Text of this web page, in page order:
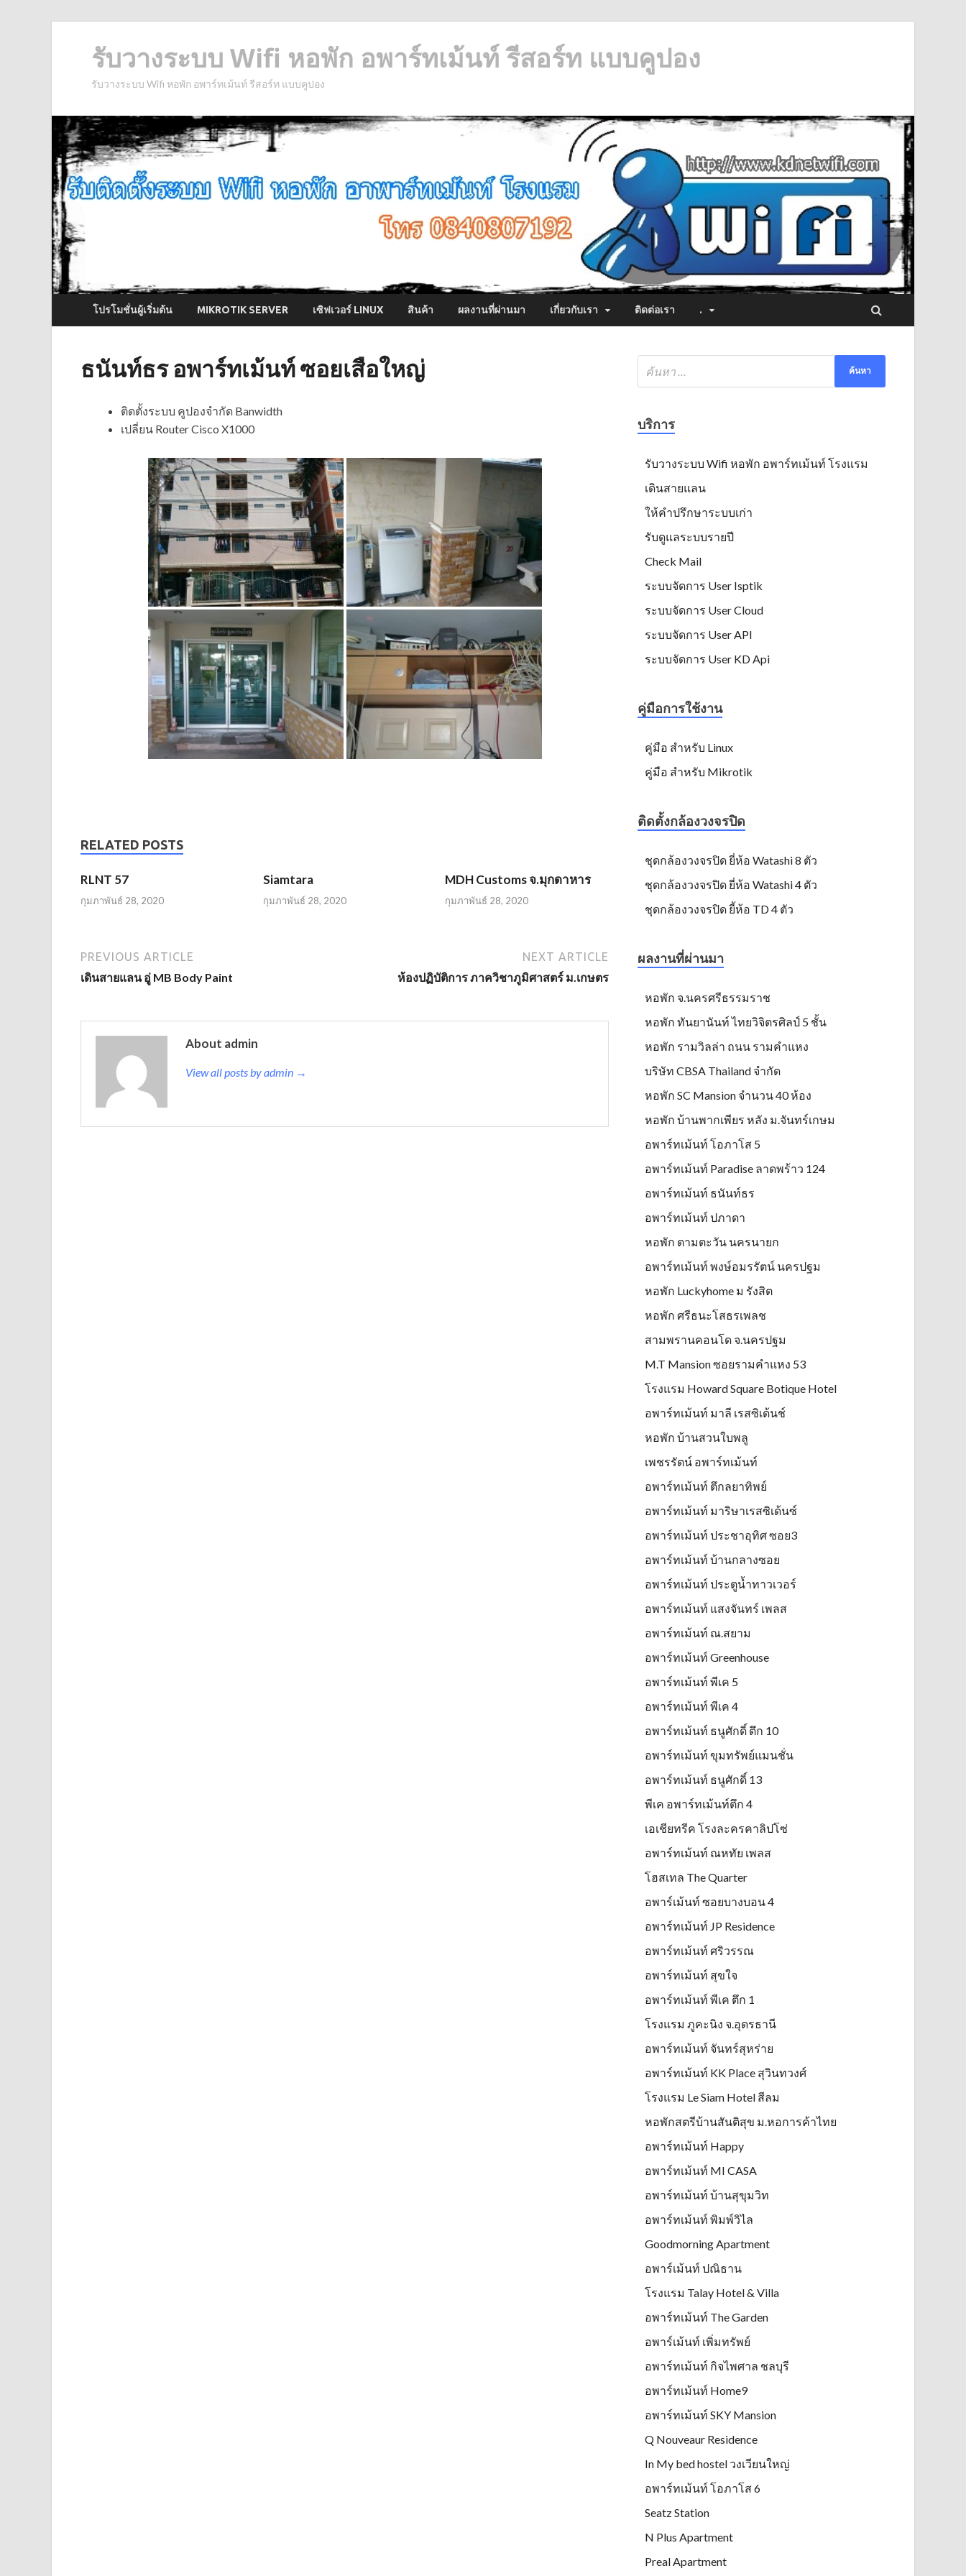
รับวางระบบ Wifi หอพัก อพาร์ทเม้นท์ รีสอร์ท แบบคูปอง
รับวางระบบ Wifi หอพัก อพาร์ทเม้นท์ รีสอร์ท แบบคูปอง
โปรโมชั่นผู้เริ่มต้น MIKROTIK SERVER เซิฟเวอร์ LINUX สินค้า ผลงานที่ผ่านมา เกี่ยวกับเรา ติดต่อเรา .
ธนันท์ธร อพาร์ทเม้นท์ ซอยเสือใหญ่
ติดตั้งระบบ คูปองจำกัด Banwidth
เปลี่ยน Router Cisco X1000
RELATED POSTS
RLNT 57
กุมภาพันธ์ 28, 2020
Siamtara
กุมภาพันธ์ 28, 2020
MDH Customs จ.มุกดาหาร
กุมภาพันธ์ 28, 2020
PREVIOUS ARTICLE
เดินสายแลน อู่ MB Body Paint
NEXT ARTICLE
ห้องปฏิบัติการ ภาควิชาภูมิศาสตร์ ม.เกษตร
About admin
View all posts by admin →
บริการ
รับวางระบบ Wifi หอพัก อพาร์ทเม้นท์ โรงแรม
เดินสายแลน
ให้คำปรึกษาระบบเก่า
รับดูแลระบบรายปี
Check Mail
ระบบจัดการ User Isptik
ระบบจัดการ User Cloud
ระบบจัดการ User API
ระบบจัดการ User KD Api
คู่มือการใช้งาน
คู่มือ สำหรับ Linux
คู่มือ สำหรับ Mikrotik
ติดตั้งกล้องวงจรปิด
ชุดกล้องวงจรปิด ยี่ห้อ Watashi 8 ตัว
ชุดกล้องวงจรปิด ยี่ห้อ Watashi 4 ตัว
ชุดกล้องวงจรปิด ยี้ห้อ TD 4 ตัว
ผลงานที่ผ่านมา
หอพัก จ.นครศรีธรรมราช
หอพัก ทันยานันท์ ไทยวิจิตรศิลป์ 5 ชั้น
หอพัก รามวิลล่า ถนน รามคำแหง
บริษัท CBSA Thailand จำกัด
หอพัก SC Mansion จำนวน 40 ห้อง
หอพัก บ้านพากเพียร หลัง ม.จันทร์เกษม
อพาร์ทเม้นท์ โอภาโส 5
อพาร์ทเม้นท์ Paradise ลาดพร้าว 124
อพาร์ทเม้นท์ ธนันท์ธร
อพาร์ทเม้นท์ ปภาดา
หอพัก ตามตะวัน นครนายก
อพาร์ทเม้นท์ พงษ์อมรรัตน์ นครปฐม
หอพัก Luckyhome ม รังสิต
หอพัก ศรีธนะโสธรเพลช
สามพรานคอนโด จ.นครปฐม
M.T Mansion ซอยรามคำแหง 53
โรงแรม Howard Square Botique Hotel
อพาร์ทเม้นท์ มาลี เรสซิเด้นช์
หอพัก บ้านสวนใบพลู
เพชรรัตน์ อพาร์ทเม้นท์
อพาร์ทเม้นท์ ตึกลยาทิพย์
อพาร์ทเม้นท์ มาริษาเรสซิเด้นซ์
อพาร์ทเม้นท์ ประชาอุทิศ ซอย3
อพาร์ทเม้นท์ บ้านกลางซอย
อพาร์ทเม้นท์ ประตูน้ำทาวเวอร์
อพาร์ทเม้นท์ แสงจันทร์ เพลส
อพาร์ทเม้นท์ ณ.สยาม
อพาร์ทเม้นท์ Greenhouse
อพาร์ทเม้นท์ พีเค 5
อพาร์ทเม้นท์ พีเค 4
อพาร์ทเม้นท์ ธนูศักดิ์ ตึก 10
อพาร์ทเม้นท์ ขุมทรัพย์แมนชั่น
อพาร์ทเม้นท์ ธนูศักดิ์ 13
พีเค อพาร์ทเม้นท์ตึก 4
เอเชียทรีค โรงละครคาลิปโซ่
อพาร์ทเม้นท์ ณหทัย เพลส
โฮสเทล The Quarter
อพาร์เม้นท์ ซอยบางบอน 4
อพาร์ทเม้นท์ JP Residence
อพาร์ทเม้นท์ ศริวรรณ
อพาร์ทเม้นท์ สุขใจ
อพาร์ทเม้นท์ พีเค ตึก 1
โรงแรม ภูคะนิง จ.อุดรธานี
อพาร์ทเม้นท์ จันทร์สุหร่าย
อพาร์ทเม้นท์ KK Place สุวินทวงศ์
โรงแรม Le Siam Hotel สีลม
หอพักสตรีบ้านสันติสุข ม.หอการค้าไทย
อพาร์ทเม้นท์ Happy
อพาร์ทเม้นท์ MI CASA
อพาร์ทเม้นท์ บ้านสุขุมวิท
อพาร์ทเม้นท์ พิมพ์วิไล
Goodmorning Apartment
อพาร์เม้นท์ ปณิธาน
โรงแรม Talay Hotel & Villa
อพาร์ทเม้นท์ The Garden
อพาร์เม้นท์ เพิ่มทรัพย์
อพาร์ทเม้นท์ กิจไพศาล ชลบุรี
อพาร์ทเม้นท์ Home9
อพาร์ทเม้นท์ SKY Mansion
Q Nouveaur Residence
In My bed hostel วงเวียนใหญ่
อพาร์ทเม้นท์ โอภาโส 6
Seatz Station
N Plus Apartment
Preal Apartment